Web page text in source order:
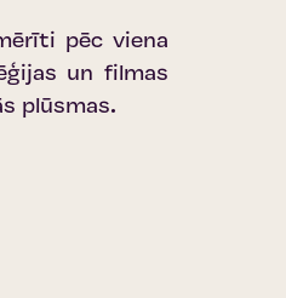
pēc viena
un filmas
plūsmas.